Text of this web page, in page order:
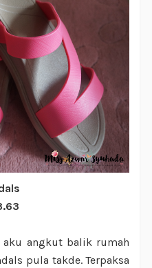
aku angkut balik rumah
pula takde. Terpaksa